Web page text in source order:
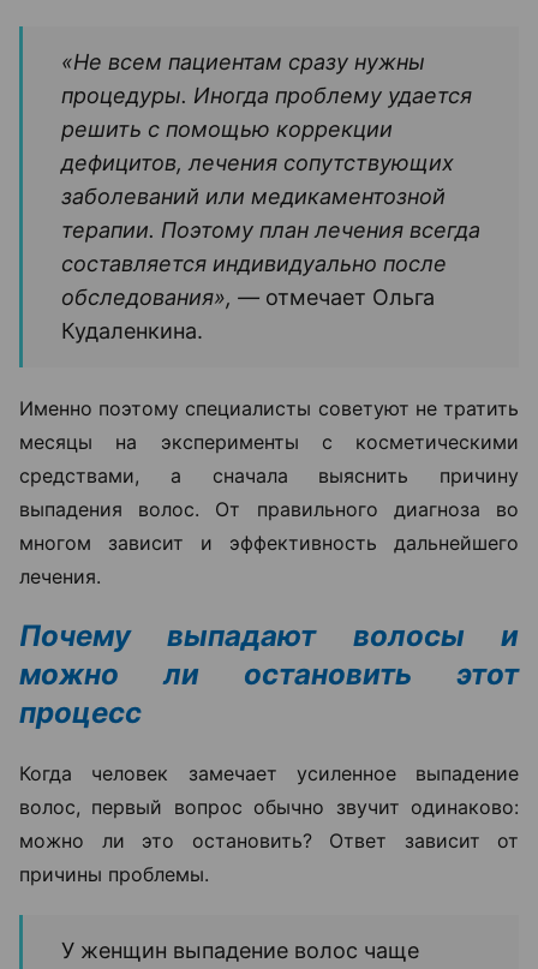
«Не всем пациентам сразу нужны
процедуры. Иногда проблему удается
решить с помощью коррекции
дефицитов, лечения сопутствующих
заболеваний или медикаментозной
терапии. Поэтому план лечения всегда
составляется индивидуально после
обследования», — отмечает Ольга
Кудаленкина.
Именно поэтому специалисты советуют не тратить
месяцы на эксперименты с косметическими
средствами, а сначала выяснить причину
выпадения волос. От правильного диагноза во
многом зависит и эффективность дальнейшего
лечения.
Почему выпадают волосы и
можно ли остановить этот
процесс
Когда человек замечает усиленное выпадение
волос, первый вопрос обычно звучит одинаково:
можно ли это остановить? Ответ зависит от
причины проблемы.
У женщин выпадение волос чаще